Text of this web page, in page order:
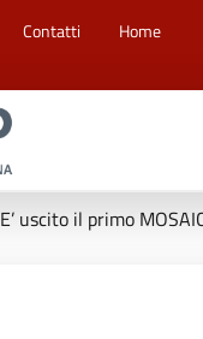
Contatti Home
E’ uscito il primo